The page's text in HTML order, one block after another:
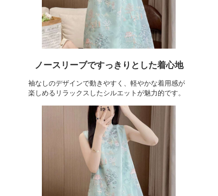
ノースリーブですっきりとした着心地
袖なしのデザインで動きやすく、軽やかな着用感が
楽しめるリラックスしたシルエットが魅力的です。